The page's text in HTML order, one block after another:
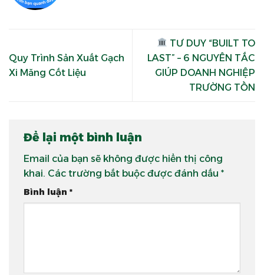
Quy Trình Sản Xuất Gạch
Xi Măng Cốt Liệu
TƯ DUY “BUILT TO
LAST” – 6 NGUYÊN TẮC
GIÚP DOANH NGHIỆP
TRƯỜNG TỒN
Để lại một bình luận
Email của bạn sẽ không được hiển thị công
khai. Các trường bắt buộc được đánh dấu *
Bình luận *